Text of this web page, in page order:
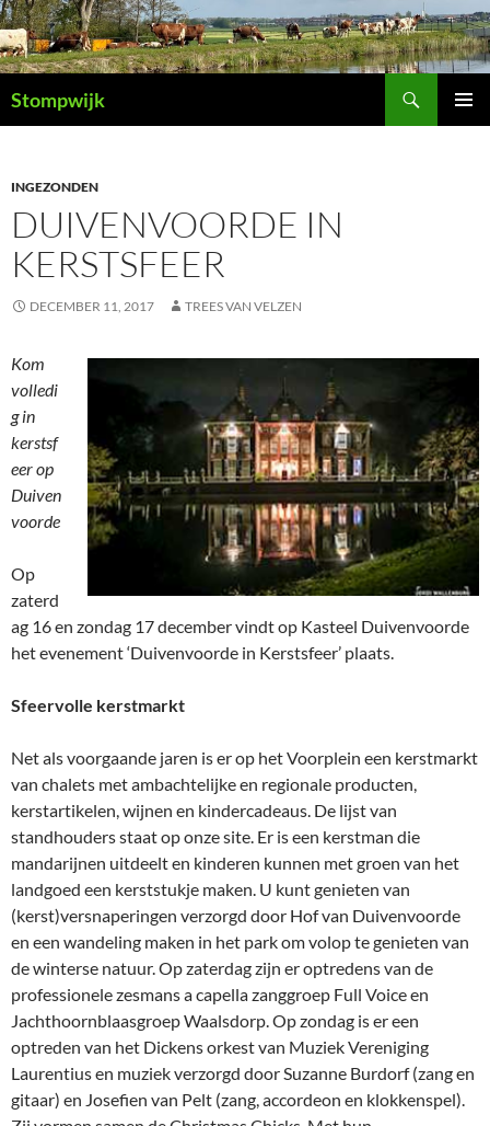
Ga
naar
de
inhoud
Stompwijk
INGEZONDEN
DUIVENVOORDE IN
KERSTSFEER
DECEMBER 11, 2017 TREES VAN VELZEN
Kom
volledi
g in
kerstsf
eer op
Duiven
voorde
Op
zaterd
ag 16 en zondag 17 december vindt op Kasteel Duivenvoorde
het evenement ‘Duivenvoorde in Kerstsfeer’ plaats.
Sfeervolle kerstmarkt
Net als voorgaande jaren is er op het Voorplein een kerstmarkt
van chalets met ambachtelijke en regionale producten,
kerstartikelen, wijnen en kindercadeaus. De lijst van
standhouders staat op onze site. Er is een kerstman die
mandarijnen uitdeelt en kinderen kunnen met groen van het
landgoed een kerststukje maken. U kunt genieten van
(kerst)versnaperingen verzorgd door Hof van Duivenvoorde
en een wandeling maken in het park om volop te genieten van
de winterse natuur. Op zaterdag zijn er optredens van de
professionele zesmans a capella zanggroep Full Voice en
Jachthoornblaasgroep Waalsdorp. Op zondag is er een
optreden van het Dickens orkest van Muziek Vereniging
Laurentius en muziek verzorgd door Suzanne Burdorf (zang en
gitaar) en Josefien van Pelt (zang, accordeon en klokkenspel).